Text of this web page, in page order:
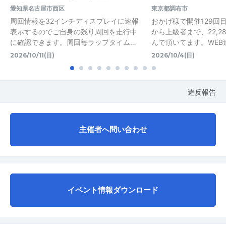
愛知県名古屋市西区
周回情報を32インチディスプレイに速報
表示するのでご自身の残り周回を走行中
に確認できます。周回毎ラップタイム…
2026/10/11(日)
東京都調布市
おかげ様で開催129回
から上級者まで、
んで頂いてます。
2026/10/4(日)
違反報告
主催者へ問い合わせ
イベント情報ダウンロード